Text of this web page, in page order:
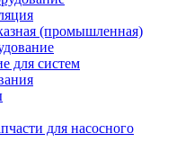
(промышленная)
для систем
для насосного